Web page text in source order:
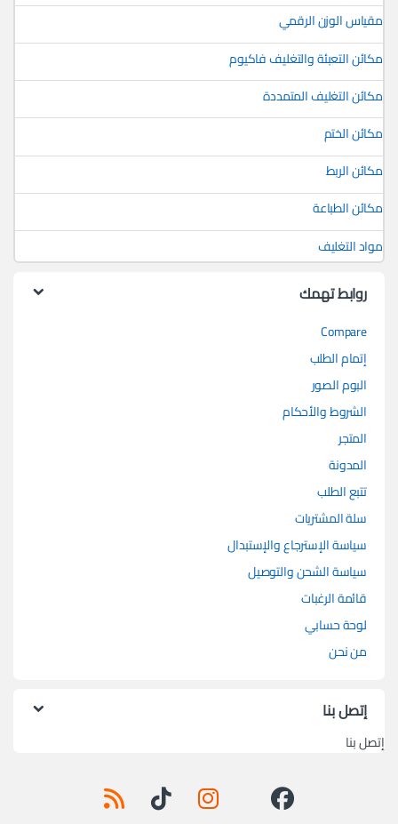
مقياس الوزن الرقمي
مكائن التعبئة والتغليف فاكيوم
مكائن التغليف المتمددة
مكائن الختم
مكائن الربط
مكائن الطباعة
مواد التغليف
روابط تهمك
Compare
إتمام الطلب
البوم الصور
الشروط والأحكام
المتجر
المدونة
تتبع الطلب
سلة المشتريات
سياسة الإسترجاع والإستبدال
سياسة الشحن والتوصيل
قائمة الرغبات
لوحة حسابي
من نحن
إتصل بنا
إتصل بنا